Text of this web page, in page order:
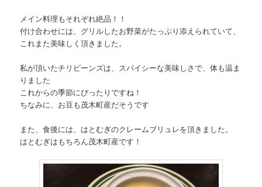
メイン料理もそれぞれ絶品！！
付け合わせには、グリルしたお野菜がたっぷり添えられていて、
これまた美味しく頂きました。
私が頂いたチリビーンズは、スパイシーな美味しさで、体も温ま
りました
これからの季節にぴったりですね！
ちなみに、お豆も茂木町産だそうです
また、食後には、はとむぎのクレームブリュレを頂きました。
はとむぎはもちろん茂木町産です！